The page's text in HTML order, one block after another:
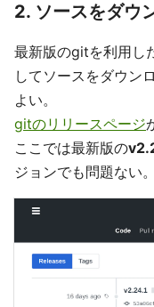
2. ソースをダウ
最新版のgitを利用し
してソースをダウン
よい。
gitのリリースページ
ここでは最新版の
ジョンでも問題ない。